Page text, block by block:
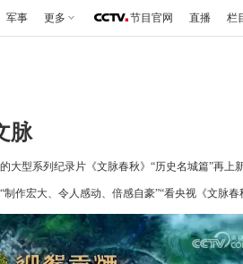
军事 更多 节目官网 直播 栏
脉
型系列纪录片《文脉春秋》“历史名城篇”再
作宏大、令人感动、倍感自豪”“看央视《文